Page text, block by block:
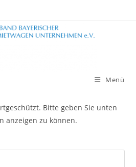
Menü
Bitte geben Sie unten
anzeigen zu können.